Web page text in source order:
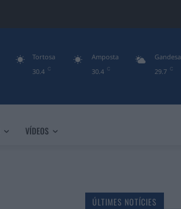
30.4 C
Tortosa
30.4 C
Amposta
29.7 C
Gandesa
VÍDEOS
ÚLTIMES NOTÍCIES